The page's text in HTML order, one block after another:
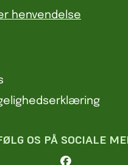
henvendelse
OS PÅ SOCIALE